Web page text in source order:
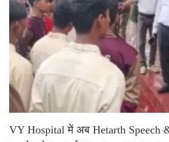
VY Hospital में अब Hetarth Speech